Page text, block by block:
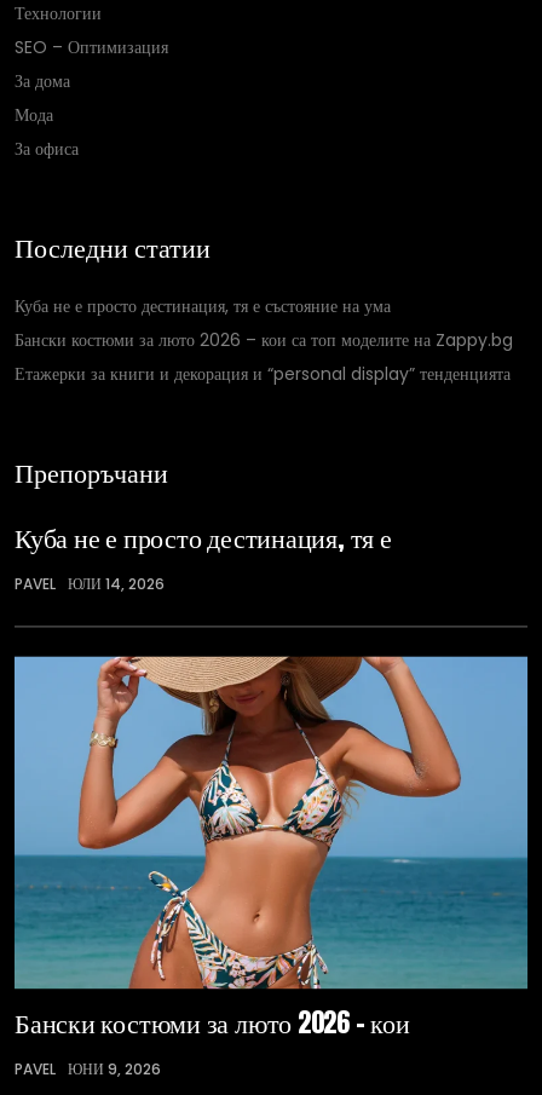
Технологии
SEO – Оптимизация
За дома
Мода
За офиса
Последни статии
Куба не е просто дестинация, тя е състояние на ума
Бански костюми за люто 2026 – кои са топ моделите на Zappy.bg
Етажерки за книги и декорация и “personal display” тенденцията
Препоръчани
Куба не е просто дестинация, тя е
PAVEL ЮЛИ 14, 2026
Бански костюми за люто 2026 – кои
PAVEL ЮНИ 9, 2026